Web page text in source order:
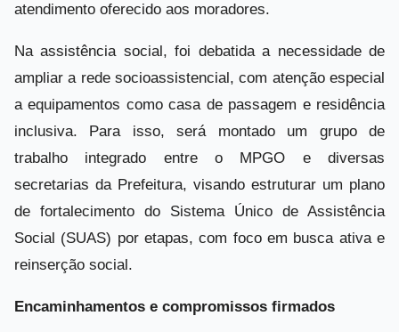
atendimento oferecido aos moradores.
Na assistência social, foi debatida a necessidade de
ampliar a rede socioassistencial, com atenção especial
a equipamentos como casa de passagem e residência
inclusiva. Para isso, será montado um grupo de
trabalho integrado entre o MPGO e diversas
secretarias da Prefeitura, visando estruturar um plano
de fortalecimento do Sistema Único de Assistência
Social (SUAS) por etapas, com foco em busca ativa e
reinserção social.
Encaminhamentos e compromissos firmados